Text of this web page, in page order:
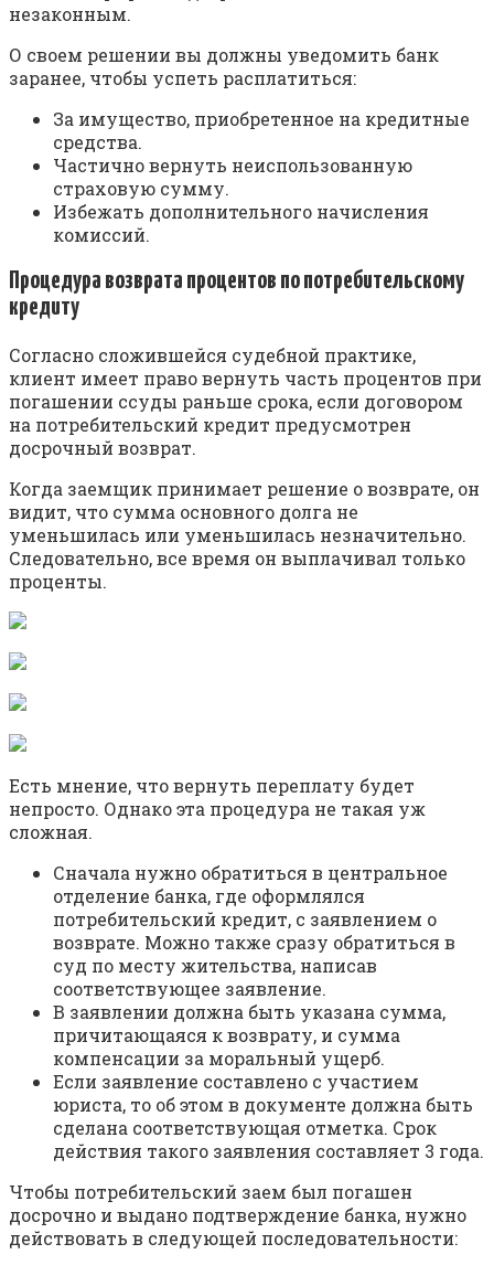
незаконным.
О своем решении вы должны уведомить банк
заранее, чтобы успеть расплатиться:
За имущество, приобретенное на кредитные
средства.
Частично вернуть неиспользованную
страховую сумму.
Избежать дополнительного начисления
комиссий.
Процедура возврата процентов по потребительскому
кредиту
Согласно сложившейся судебной практике,
клиент имеет право вернуть часть процентов при
погашении ссуды раньше срока, если договором
на потребительский кредит предусмотрен
досрочный возврат.
Когда заемщик принимает решение о возврате, он
видит, что сумма основного долга не
уменьшилась или уменьшилась незначительно.
Следовательно, все время он выплачивал только
проценты.
Есть мнение, что вернуть переплату будет
непросто. Однако эта процедура не такая уж
сложная.
Сначала нужно обратиться в центральное
отделение банка, где оформлялся
потребительский кредит, с заявлением о
возврате. Можно также сразу обратиться в
суд по месту жительства, написав
соответствующее заявление.
В заявлении должна быть указана сумма,
причитающаяся к возврату, и сумма
компенсации за моральный ущерб.
Если заявление составлено с участием
юриста, то об этом в документе должна быть
сделана соответствующая отметка. Срок
действия такого заявления составляет 3 года.
Чтобы потребительский заем был погашен
досрочно и выдано подтверждение банка, нужно
действовать в следующей последовательности: